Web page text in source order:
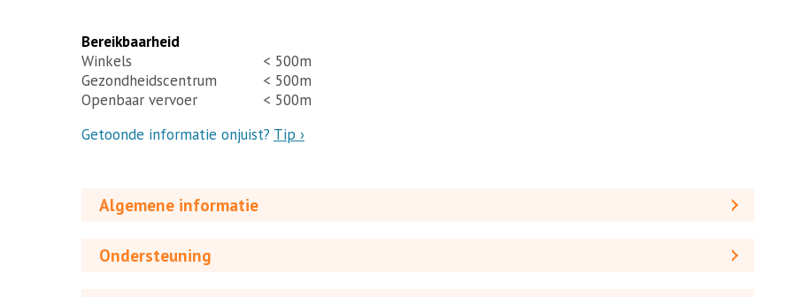
Bereikbaarheid
Winkels
< 500m
Gezondheidscentrum
< 500m
Openbaar vervoer
< 500m
Getoonde informatie onjuist? Tip ›
Algemene informatie
Ondersteuning